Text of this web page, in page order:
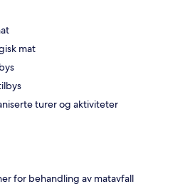
mat
turer og aktiviteter
for behandling av matavfall